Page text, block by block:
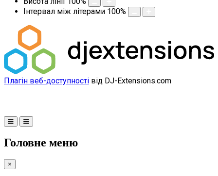
Інтервал між літерами 100%
Плагін веб-доступності від DJ-Extensions.com
Головне меню
×